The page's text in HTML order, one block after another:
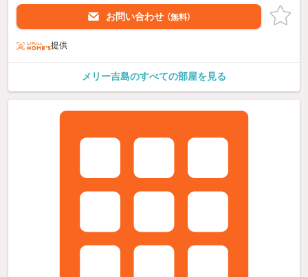
お問い合わせ （無料）
提供
メリー吉島のすべての部屋を見る